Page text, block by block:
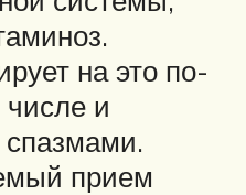
на это по-
и
прием